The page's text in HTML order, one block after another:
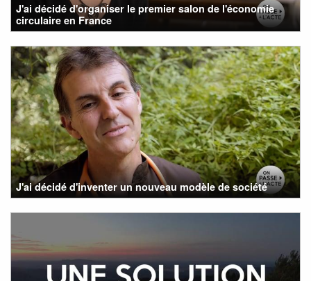
J'ai décidé d'organiser le premier salon de l'économie
circulaire en France
J'ai décidé d'inventer un nouveau modèle de société